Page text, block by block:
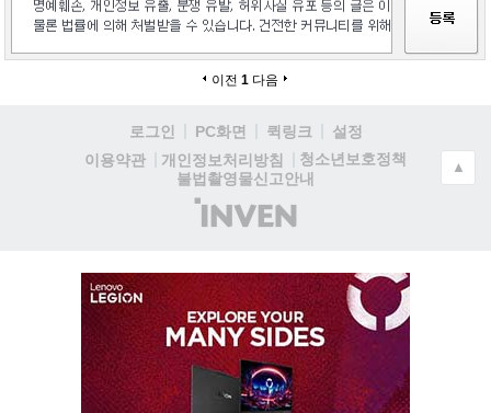
이전 1 다음
로그인 PC화면 퀵링크
설정
이용약관
개인정보처리방침
청소년보호정책
불법촬영물신고안내
(주)
인
▲